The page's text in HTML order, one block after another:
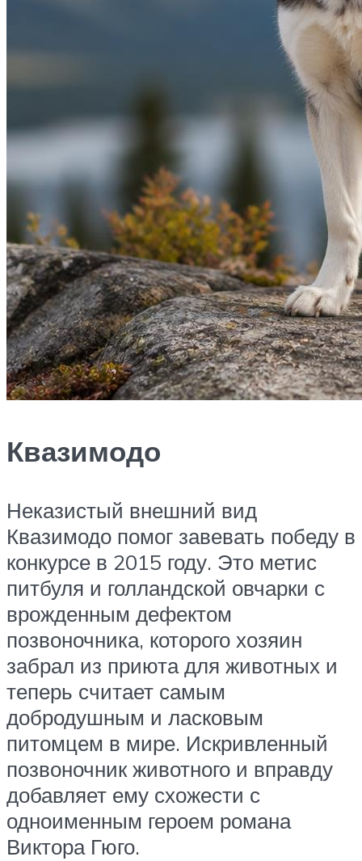
Квазимодо
Неказистый внешний вид
Квазимодо помог завевать победу в
конкурсе в 2015 году. Это метис
питбуля и голландской овчарки с
врожденным дефектом
позвоночника, которого хозяин
забрал из приюта для животных и
теперь считает самым
добродушным и ласковым
питомцем в мире. Искривленный
позвоночник животного и вправду
добавляет ему схожести с
одноименным героем романа
Виктора Гюго.